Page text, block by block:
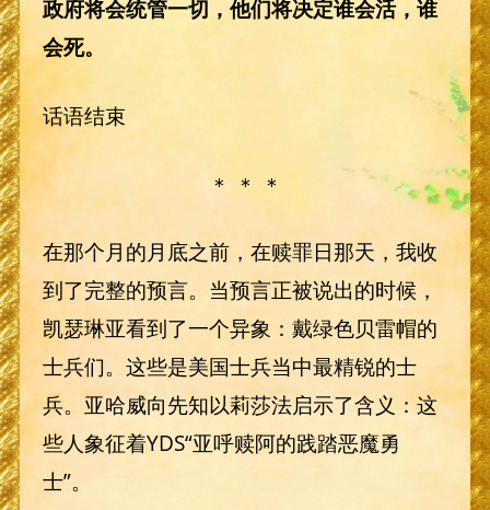
政府将会统管一切，他们将决定谁会活，谁
会死。
话语结束
＊ ＊ ＊
在那个月的月底之前，在赎罪日那天，我收
到了完整的预言。当预言正被说出的时候，
凯瑟琳亚看到了一个异象：戴绿色贝雷帽的
士兵们。这些是美国士兵当中最精锐的士
兵。亚哈威向先知以莉莎法启示了含义：这
些人象征着YDS“亚呼赎阿的践踏恶魔勇
士”。